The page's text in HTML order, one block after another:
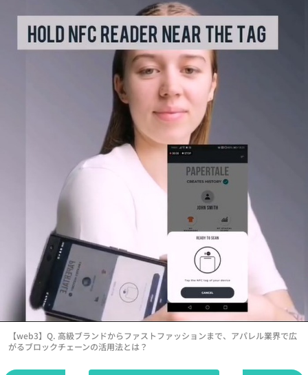
【web3】Q. 高級ブランドからファストファッションまで、アパレル業界で広
がるブロックチェーンの活用法とは？